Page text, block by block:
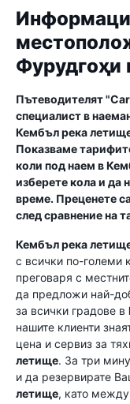
Пътеводителят
специалист в
Кембъл река
Показваме
коли под наем в
изберете кола и да
време. Преценете
след сравнение на
Кембъл река
с всички по-големи
преговаря с
да предложи най-
за всички градове в
нашите клиенти
цена и сервиз за
летище. За три
и да резервирате
летище, като